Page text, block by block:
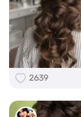
2639